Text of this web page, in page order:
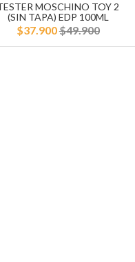
MOSCHINO TOY 2
(SIN TAPA) EDP 100ML
$37.900$49.900